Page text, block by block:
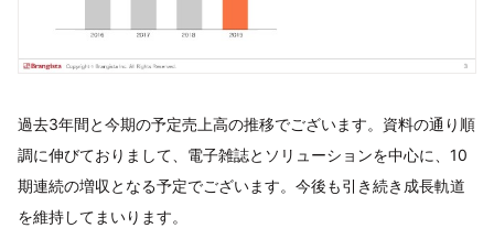
過去3年間と今期の予定売上高の推移でございます。資料の通り順
調に伸びておりまして、電子雑誌とソリューションを中心に、10
期連続の増収となる予定でございます。今後も引き続き成長軌道
を維持してまいります。